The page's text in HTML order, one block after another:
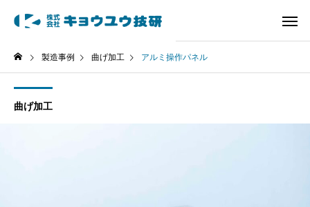
製造事例 曲げ加工 アルミ操作パネル
曲げ加工